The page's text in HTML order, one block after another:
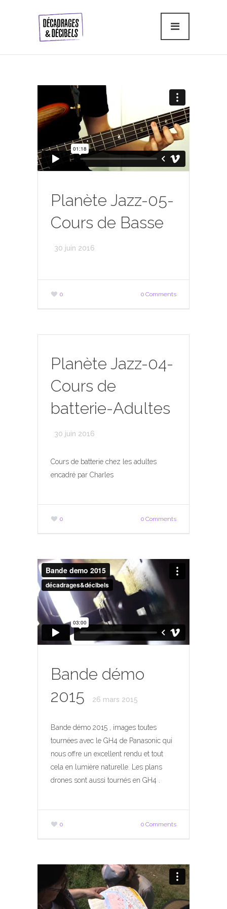
Planète Jazz-05-
Cours de Basse
30 juin 2016
0 0 Comments
Planète Jazz-04-
Cours de
batterie-Adultes
30 juin 2016
Cours de batterie chez les adultes
encadré par Charles
0 0 Comments
Bande démo
2015
26 mars 2015
Bande démo 2015 , images toutes
tournées avec le GH4 de Panasonic qui
nous offre un excellent rendu et tout
cela en lumière naturelle. Les plans
drones sont aussi tournés en GH4 .
0 0 Comments